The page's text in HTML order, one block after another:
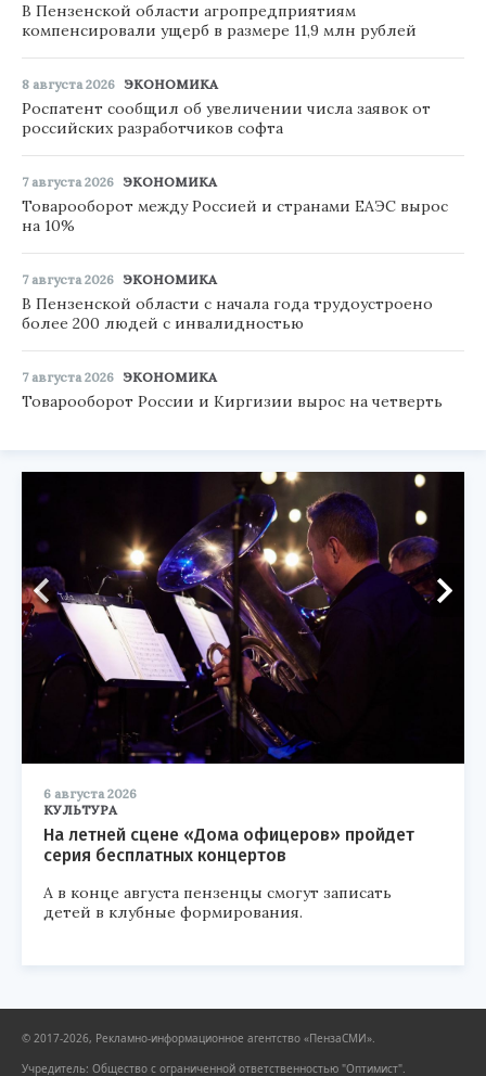
В Пензенской области агропредприятиям
компенсировали ущерб в размере 11,9 млн рублей
8 августа 2026 ЭКОНОМИКА
Роспатент сообщил об увеличении числа заявок от
российских разработчиков софта
7 августа 2026 ЭКОНОМИКА
Товарооборот между Россией и странами ЕАЭС вырос
на 10%
7 августа 2026 ЭКОНОМИКА
В Пензенской области с начала года трудоустроено
более 200 людей с инвалидностью
7 августа 2026 ЭКОНОМИКА
Товарооборот России и Киргизии вырос на четверть
6 августа 2026
КУЛЬТУРА
На летней сцене «Дома офицеров» пройдет
серия бесплатных концертов
А в конце августа пензенцы смогут записать
детей в клубные формирования.
© 2017-2026, Рекламно-информационное агентство «ПензаСМИ».
Учредитель: Общество с ограниченной ответственностью "Оптимист".